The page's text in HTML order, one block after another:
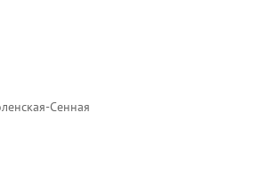
Сенная